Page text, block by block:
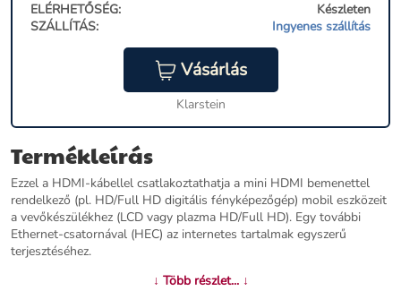
ELÉRHETŐSÉG:
Készleten
SZÁLLÍTÁS:
Ingyenes szállítás
Vásárlás
Klarstein
Termékleírás
Ezzel a HDMI-kábellel csatlakoztathatja a mini HDMI bemenettel
rendelkező (pl. HD/Full HD digitális fényképezőgép) mobil eszközeit
a vevőkészülékhez (LCD vagy plazma HD/Full HD). Egy további
Ethernet-csatornával (HEC) az internetes tartalmak egyszerű
terjesztéséhez.
↓ Több részlet... ↓